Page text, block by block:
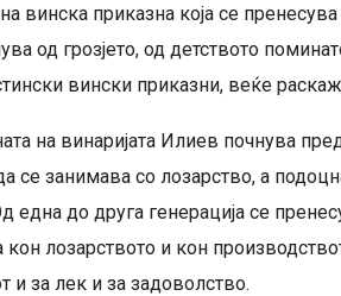
винска приказна која се
од грозјето, од детството
вински приказни, веќе
на винаријата Илиев почнува
се занимава со лозарство, а
една до друга генерација се
лозарството и кон
и за лек и за задоволство.